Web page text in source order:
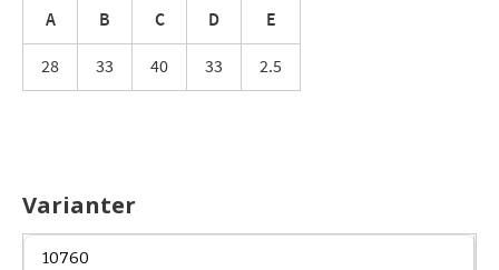
A B C D E
28 33 40 33 2.5
Varianter
10760